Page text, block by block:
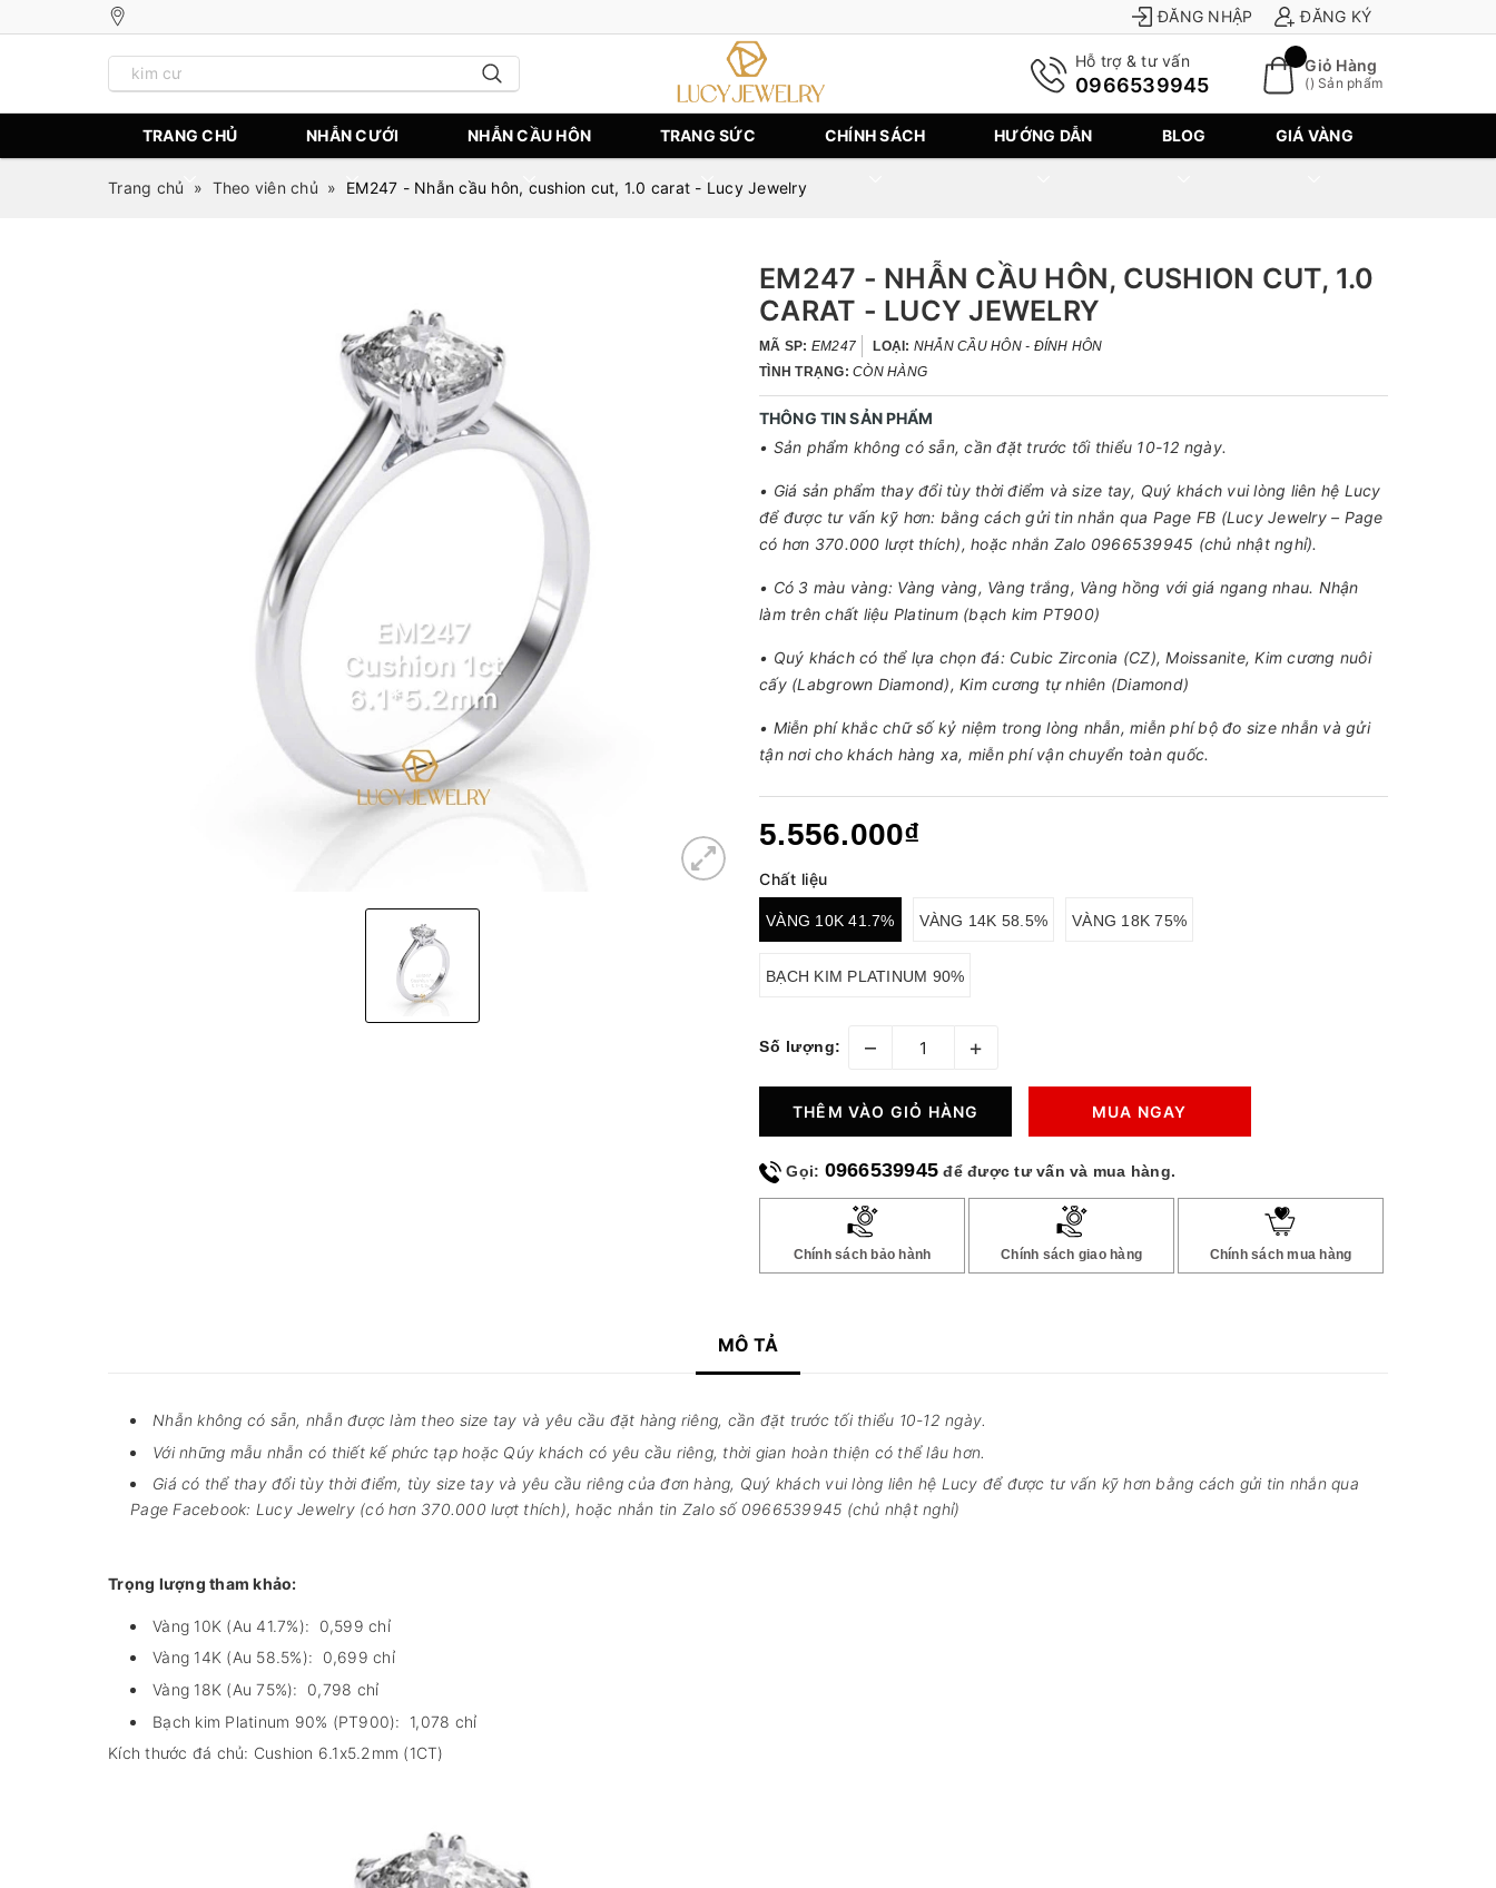
ĐĂNG NHẬP ĐĂNG KÝ
Hỗ trợ & tư vấn
0966539945
Giỏ Hàng
() Sản phẩm
TRANG CHỦ NHẪN CƯỚI NHẪN CẦU HÔN TRANG SỨC CHÍNH SÁCH HƯỚNG DẪN BLOG GIÁ VÀNG
Trang chủ » Theo viên chủ » EM247 - Nhẫn cầu hôn, cushion cut, 1.0 carat - Lucy Jewelry
EM247 - NHẪN CẦU HÔN, CUSHION CUT, 1.0
CARAT - LUCY JEWELRY
MÃ SP: EM247 LOẠI: NHẪN CẦU HÔN - ĐÍNH HÔN
TÌNH TRẠNG: CÒN HÀNG
THÔNG TIN SẢN PHẨM
• Sản phẩm không có sẵn, cần đặt trước tối thiểu 10-12 ngày.
• Giá sản phẩm thay đổi tùy thời điểm và size tay, Quý khách vui lòng liên hệ Lucy
để được tư vấn kỹ hơn: bằng cách gửi tin nhắn qua Page FB (Lucy Jewelry – Page
có hơn 370.000 lượt thích), hoặc nhắn Zalo 0966539945 (chủ nhật nghỉ).
• Có 3 màu vàng: Vàng vàng, Vàng trắng, Vàng hồng với giá ngang nhau. Nhận
làm trên chất liệu Platinum (bạch kim PT900)
• Quý khách có thể lựa chọn đá: Cubic Zirconia (CZ), Moissanite, Kim cương nuôi
cấy (Labgrown Diamond), Kim cương tự nhiên (Diamond)
• Miễn phí khắc chữ số kỷ niệm trong lòng nhẫn, miễn phí bộ đo size nhẫn và gửi
tận nơi cho khách hàng xa, miễn phí vận chuyển toàn quốc.
5.556.000₫
Chất liệu
VÀNG 10K 41.7% VÀNG 14K 58.5% VÀNG 18K 75%
BẠCH KIM PLATINUM 90%
Số lượng: – +
THÊM VÀO GIỎ HÀNG MUA NGAY
Gọi: 0966539945 để được tư vấn và mua hàng.
Chính sách bảo hành Chính sách giao hàng Chính sách mua hàng
MÔ TẢ
Nhẫn không có sẵn, nhẫn được làm theo size tay và yêu cầu đặt hàng riêng, cần đặt trước tối thiểu 10-12 ngày.
Với những mẫu nhẫn có thiết kế phức tạp hoặc Qúy khách có yêu cầu riêng, thời gian hoàn thiện có thể lâu hơn.
Giá có thể thay đổi tùy thời điểm, tùy size tay và yêu cầu riêng của đơn hàng, Quý khách vui lòng liên hệ Lucy để được tư vấn kỹ hơn bằng cách gửi tin nhắn qua
Page Facebook: Lucy Jewelry (có hơn 370.000 lượt thích), hoặc nhắn tin Zalo số 0966539945 (chủ nhật nghỉ)
Trọng lượng tham khảo:
Vàng 10K (Au 41.7%): 0,599 chỉ
Vàng 14K (Au 58.5%): 0,699 chỉ
Vàng 18K (Au 75%): 0,798 chỉ
Bạch kim Platinum 90% (PT900): 1,078 chỉ
Kích thước đá chủ: Cushion 6.1x5.2mm (1CT)